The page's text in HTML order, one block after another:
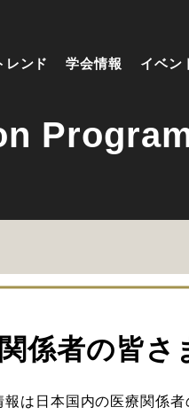
レンド 学会情報 イベン
係者の皆さ
は日本国内の医療関係